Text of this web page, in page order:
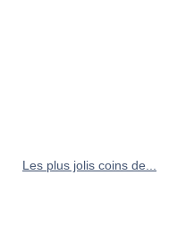
Les plus jolis coins de...